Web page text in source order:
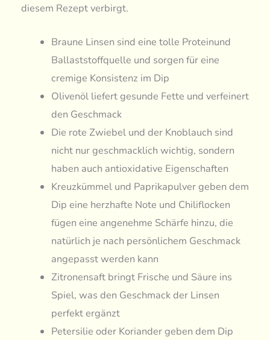
diesem Rezept verbirgt.
Braune Linsen sind eine tolle Proteinund
Ballaststoffquelle und sorgen für eine
cremige Konsistenz im Dip
Olivenöl liefert gesunde Fette und verfeinert
den Geschmack
Die rote Zwiebel und der Knoblauch sind
nicht nur geschmacklich wichtig, sondern
haben auch antioxidative Eigenschaften
Kreuzkümmel und Paprikapulver geben dem
Dip eine herzhafte Note und Chiliflocken
fügen eine angenehme Schärfe hinzu, die
natürlich je nach persönlichem Geschmack
angepasst werden kann
Zitronensaft bringt Frische und Säure ins
Spiel, was den Geschmack der Linsen
perfekt ergänzt
Petersilie oder Koriander geben dem Dip